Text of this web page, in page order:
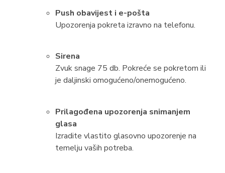
Push obavijest i e-pošta
Upozorenja pokreta izravno na telefonu.
Sirena
Zvuk snage 75 db. Pokreće se pokretom ili
je daljinski omogućeno/onemogućeno.
Prilagođena upozorenja snimanjem
glasa
Izradite vlastito glasovno upozorenje na
temelju vaših potreba.